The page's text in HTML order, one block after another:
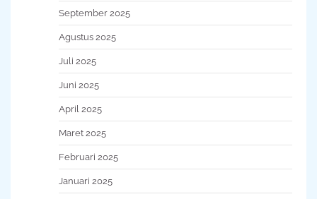
September 2025
Agustus 2025
Juli 2025
Juni 2025
April 2025
Maret 2025
Februari 2025
Januari 2025